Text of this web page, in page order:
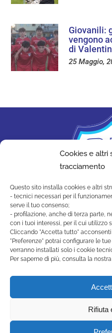
Cookies e altri
tracciamento
Questo sito installa cookies e altri
- tecnici necessari per il
serve il tuo consenso;
- profilazione, anche di terza parte,
con i tuoi interessi, per il cui utilizzo
Cliccando "Accetta tutto"
"Preferenze" potrai configurare le
verranno installati solo i cookie
Per saperne di più, consulta la nostra
Rifiuta
Giovanili:
vengono
di
25 Maggio,
SAN
Strada di
(+378)
Privacy Policy